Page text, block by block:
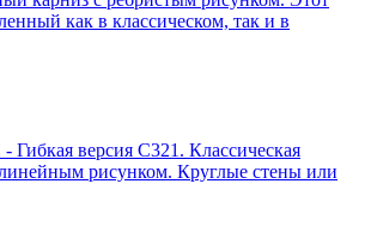
как в классическом, так и в
Гибкая версия C321. Классическая
рисунком. Круглые стены или